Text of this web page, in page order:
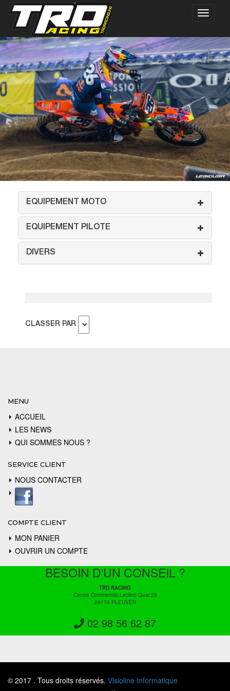
EQUIPEMENT MOTO
EQUIPEMENT PILOTE
DIVERS
CLASSER PAR
MENU
ACCUEIL
LES NEWS
QUI SOMMES NOUS ?
SERVICE CLIENT
NOUS CONTACTER
COMPTE CLIENT
MON PANIER
OUVRIR UN COMPTE
BESOIN D'UN CONSEIL ?
TRD RACING
Centre Commercial Leclerc Quai 29
29170 PLEUVEN
02 98 56 62 87
© 2017 . Tous droits réservés. Visioline Informatique